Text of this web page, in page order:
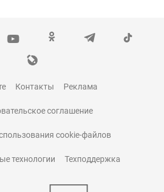
Контакты Реклама
соглашение
cookie-файлов
технологии Техподдержка